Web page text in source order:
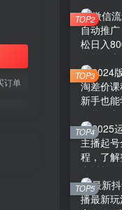
订单
TOP2
TOP3
TOP4
TOP5